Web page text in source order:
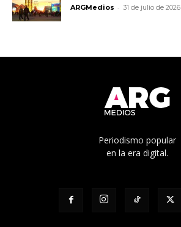
ARGMedios - 31 de julio de 2026
Periodismo popular
en la era digital.